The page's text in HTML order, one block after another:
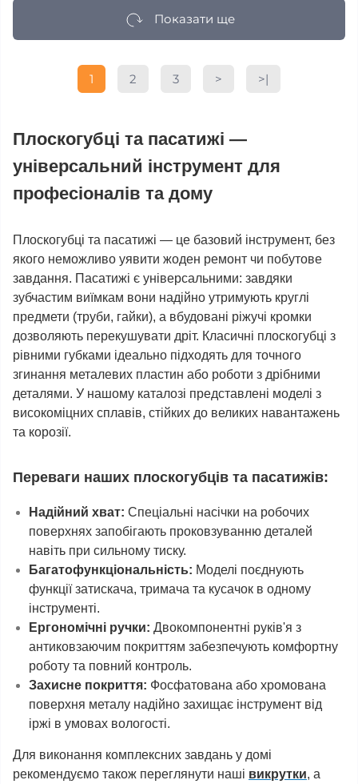
Показати ще
1 2 3 > >|
Плоскогубці та пасатижі —
універсальний інструмент для
професіоналів та дому
Плоскогубці та пасатижі — це базовий інструмент, без
якого неможливо уявити жоден ремонт чи побутове
завдання. Пасатижі є універсальними: завдяки
зубчастим виїмкам вони надійно утримують круглі
предмети (труби, гайки), а вбудовані ріжучі кромки
дозволяють перекушувати дріт. Класичні плоскогубці з
рівними губками ідеально підходять для точного
згинання металевих пластин або роботи з дрібними
деталями. У нашому каталозі представлені моделі з
високоміцних сплавів, стійких до великих навантажень
та корозії.
Переваги наших плоскогубців та пасатижів:
Надійний хват: Спеціальні насічки на робочих
поверхнях запобігають проковзуванню деталей
навіть при сильному тиску.
Багатофункціональність: Моделі поєднують
функції затискача, тримача та кусачок в одному
інструменті.
Ергономічні ручки: Двокомпонентні руків'я з
антиковзаючим покриттям забезпечують комфортну
роботу та повний контроль.
Захисне покриття: Фосфатована або хромована
поверхня металу надійно захищає інструмент від
іржі в умовах вологості.
Для виконання комплексних завдань у домі
рекомендуємо також переглянути наші викрутки, а